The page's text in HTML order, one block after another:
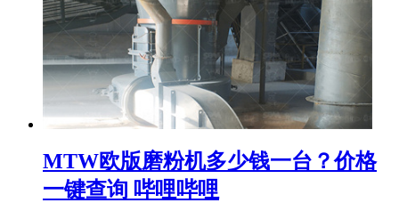
MTW欧版磨粉机多少钱一台？价格
一键查询 哔哩哔哩